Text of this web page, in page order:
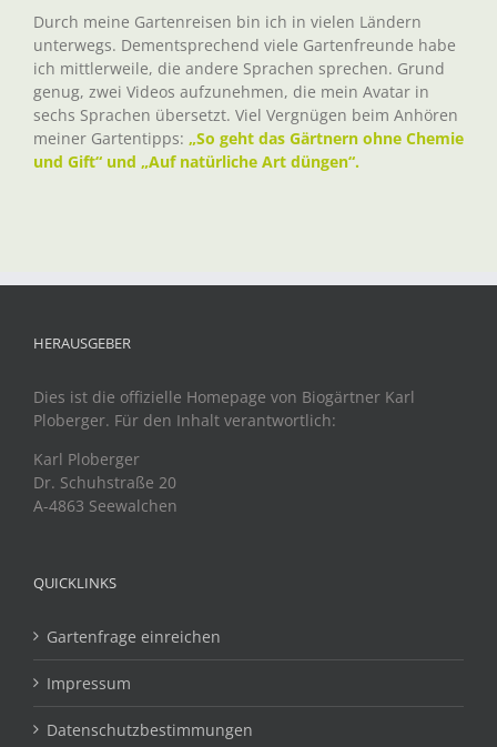
Durch meine Gartenreisen bin ich in vielen Ländern
unterwegs. Dementsprechend viele Gartenfreunde habe
ich mittlerweile, die andere Sprachen sprechen. Grund
genug, zwei Videos aufzunehmen, die mein Avatar in
sechs Sprachen übersetzt. Viel Vergnügen beim Anhören
meiner Gartentipps: „So geht das Gärtnern ohne Chemie
und Gift“ und „Auf natürliche Art düngen“.
HERAUSGEBER
Dies ist die offizielle Homepage von Biogärtner Karl
Ploberger. Für den Inhalt verantwortlich:
Karl Ploberger
Dr. Schuhstraße 20
A-4863 Seewalchen
QUICKLINKS
Gartenfrage einreichen
Impressum
Datenschutzbestimmungen